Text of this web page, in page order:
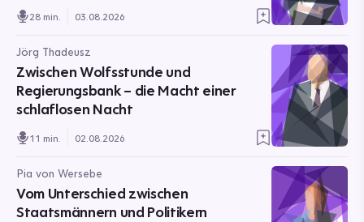
28 min. 03.08.2026
Jörg Thadeusz
Zwischen Wolfsstunde und
Regierungsbank – die Macht einer
schlaflosen Nacht
11 min. 02.08.2026
Pia von Wersebe
Vom Unterschied zwischen
Staatsmännern und Politikern